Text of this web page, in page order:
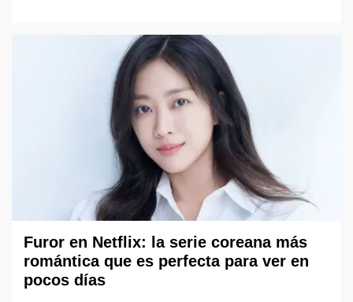
Furor en Netflix: la serie coreana más
romántica que es perfecta para ver en
pocos días